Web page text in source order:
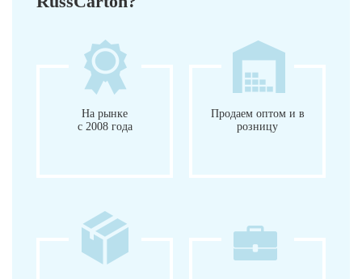
На рынке
с 2008 года
Продаем оптом и в
розницу